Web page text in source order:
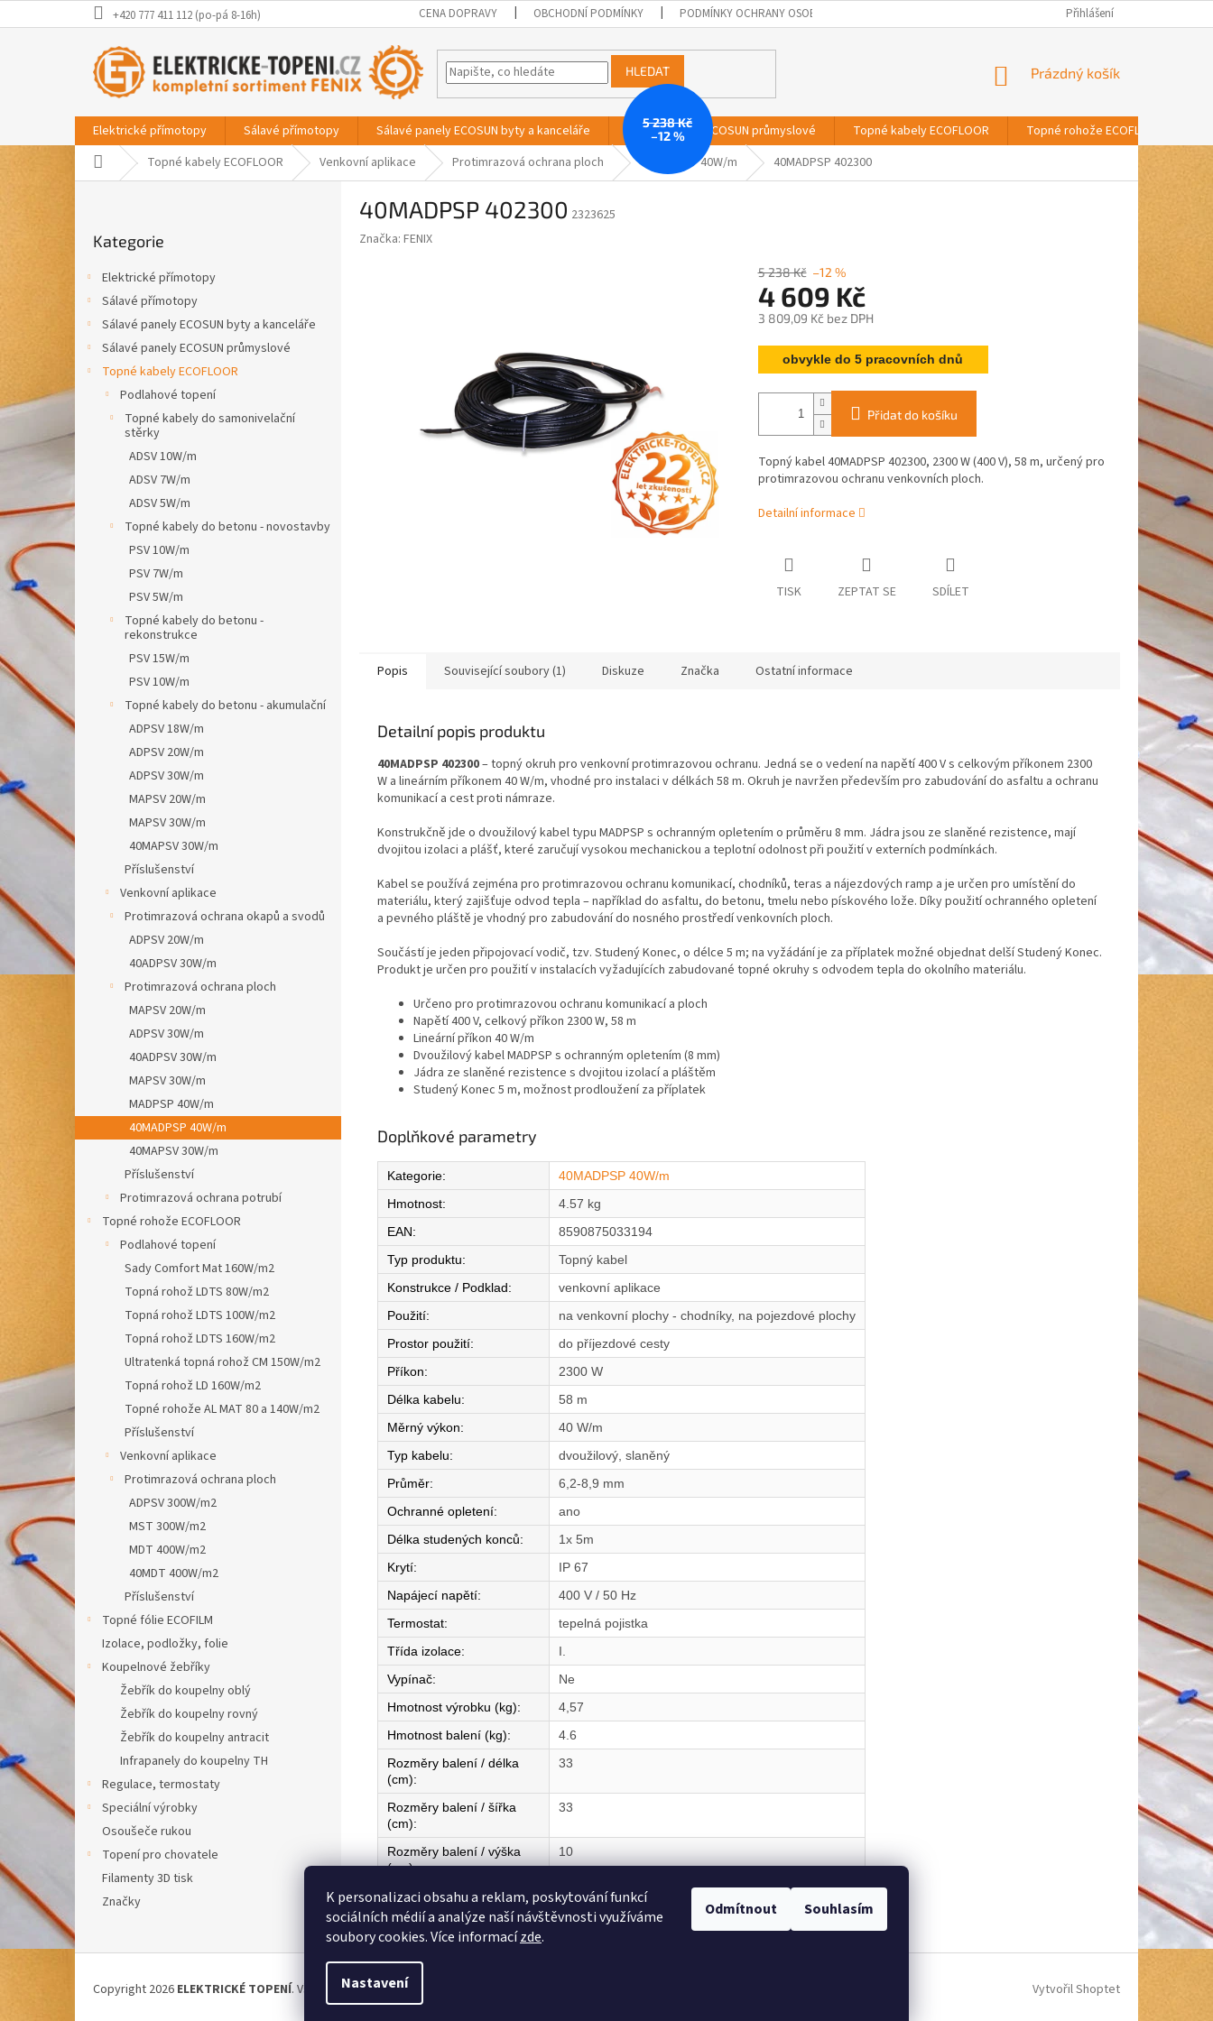
K personalizaci obsahu a reklam, poskytování funkcí
sociálních médií a analýze naší návštěvnosti využíváme
soubory cookies. Více informacízde.
Nastavení
Odmítnout Souhlasím
na
+420 777 411 112 (po-pá 8-16h) CENA DOPRAVY OBCHODNÍ PODMÍNKY PODMÍNKY OCHRANY OSOBNÍCH ÚDAJŮ Přihlášení
HLEDAT
NÁKUPNÍ
Prázdný košík
Elektrické přímotopy Sálavé přímotopy Sálavé panely ECOSUN byty a kanceláře Sálavé panely ECOSUN průmyslové Topné kabely ECOFLOOR Topné rohože ECOFLOOR
Domů Topné kabely ECOFLOOR Venkovní aplikace Protimrazová ochrana ploch 40MADPSP 40W/m 40MADPSP 402300
a
e
kategorie
Kategorie
Elektrické přímotopy
Sálavé přímotopy
Sálavé panely ECOSUN byty a kanceláře
Sálavé panely ECOSUN průmyslové
Topné kabely ECOFLOOR
Podlahové topení
Topné kabely do samonivelační
stěrky
ADSV 10W/m
ADSV 7W/m
ADSV 5W/m
Topné kabely do betonu - novostavby
PSV 10W/m
PSV 7W/m
PSV 5W/m
Topné kabely do betonu -
rekonstrukce
PSV 15W/m
PSV 10W/m
Topné kabely do betonu - akumulační
ADPSV 18W/m
ADPSV 20W/m
ADPSV 30W/m
MAPSV 20W/m
MAPSV 30W/m
40MAPSV 30W/m
Příslušenství
Venkovní aplikace
Protimrazová ochrana okapů a svodů
ADPSV 20W/m
40ADPSV 30W/m
Protimrazová ochrana ploch
MAPSV 20W/m
ADPSV 30W/m
40ADPSV 30W/m
MAPSV 30W/m
MADPSP 40W/m
40MADPSP 40W/m
40MAPSV 30W/m
Příslušenství
Protimrazová ochrana potrubí
Topné rohože ECOFLOOR
Podlahové topení
Sady Comfort Mat 160W/m2
Topná rohož LDTS 80W/m2
Topná rohož LDTS 100W/m2
Topná rohož LDTS 160W/m2
Ultratenká topná rohož CM 150W/m2
Topná rohož LD 160W/m2
Topné rohože AL MAT 80 a 140W/m2
Příslušenství
Venkovní aplikace
Protimrazová ochrana ploch
ADPSV 300W/m2
MST 300W/m2
MDT 400W/m2
40MDT 400W/m2
Příslušenství
Topné fólie ECOFILM
Izolace, podložky, folie
Koupelnové žebříky
Žebřík do koupelny oblý
Žebřík do koupelny rovný
Žebřík do koupelny antracit
Infrapanely do koupelny TH
Regulace, termostaty
Speciální výrobky
Osoušeče rukou
Topení pro chovatele
Filamenty 3D tisk
Značky
40MADPSP 402300 2323625
Značka: FENIX
5 238 Kč
–12 %
5 238 Kč –12 %
4 609 Kč
3 809,09 Kč bez DPH
Měrná
cena:obvykle do 5 pracovních dnů
Přidat do košíku
Topný kabel 40MADPSP 402300, 2300 W (400 V), 58 m, určený pro
protimrazovou ochranu venkovních ploch.
Detailní informace
TISK ZEPTAT SE SDÍLET
Popis Související soubory (1) Diskuze Značka Ostatní informace
Detailní popis produktu
40MADPSP 402300– topný okruh pro venkovní protimrazovou ochranu. Jedná se o vedení na napětí 400 V s celkovým příkonem 2300
W a lineárním příkonem 40 W/m, vhodné pro instalaci v délkách 58 m. Okruh je navržen především pro zabudování do asfaltu a ochranu
komunikací a cest proti námraze.
Konstrukčně jde o dvoužilový kabel typu MADPSP s ochranným opletením o průměru 8 mm. Jádra jsou ze slaněné rezistence, mají
dvojitou izolaci a plášť, které zaručují vysokou mechanickou a teplotní odolnost při použití v externích podmínkách.
Kabel se používá zejména pro protimrazovou ochranu komunikací, chodníků, teras a nájezdových ramp a je určen pro umístění do
materiálu, který zajišťuje odvod tepla – například do asfaltu, do betonu, tmelu nebo pískového lože. Díky použití ochranného opletení
a pevného pláště je vhodný pro zabudování do nosného prostředí venkovních ploch.
Součástí je jeden připojovací vodič, tzv. Studený Konec, o délce 5 m; na vyžádání je za příplatek možné objednat delší Studený Konec.
Produkt je určen pro použití v instalacích vyžadujících zabudované topné okruhy s odvodem tepla do okolního materiálu.
Určeno pro protimrazovou ochranu komunikací a ploch
Napětí 400 V, celkový příkon 2300 W, 58 m
Lineární příkon 40 W/m
Dvoužilový kabel MADPSP s ochranným opletením (8 mm)
Jádra ze slaněné rezistence s dvojitou izolací a pláštěm
Studený Konec 5 m, možnost prodloužení za příplatek
Doplňkové parametry
Kategorie:
40MADPSP 40W/m
Hmotnost:
4.57 kg
EAN:
8590875033194
Typ produktu:
Topný kabel
Konstrukce / Podklad:
venkovní aplikace
Použití:
na venkovní plochy - chodníky, na pojezdové plochy
Prostor použití:
do příjezdové cesty
Příkon:
2300 W
Délka kabelu:
58 m
Měrný výkon:
40 W/m
Typ kabelu:
dvoužilový, slaněný
Průměr:
6,2-8,9 mm
Ochranné opletení:
ano
Délka studených konců:
1x 5m
Krytí:
IP 67
Napájecí napětí:
400 V / 50 Hz
Termostat:
tepelná pojistka
Třída izolace:
I.
Vypínač:
Ne
Hmotnost výrobku (kg):
4,57
Hmotnost balení (kg):
4.6
Rozměry balení / délka
(cm):
33
Rozměry balení / šířka
(cm):
33
Rozměry balení / výška
(cm):
10
Země původu: CZ
Vytvořil Shoptet
Copyright 2026 ELEKTRICKÉ TOPENÍ. Všechna práva vyhrazena.